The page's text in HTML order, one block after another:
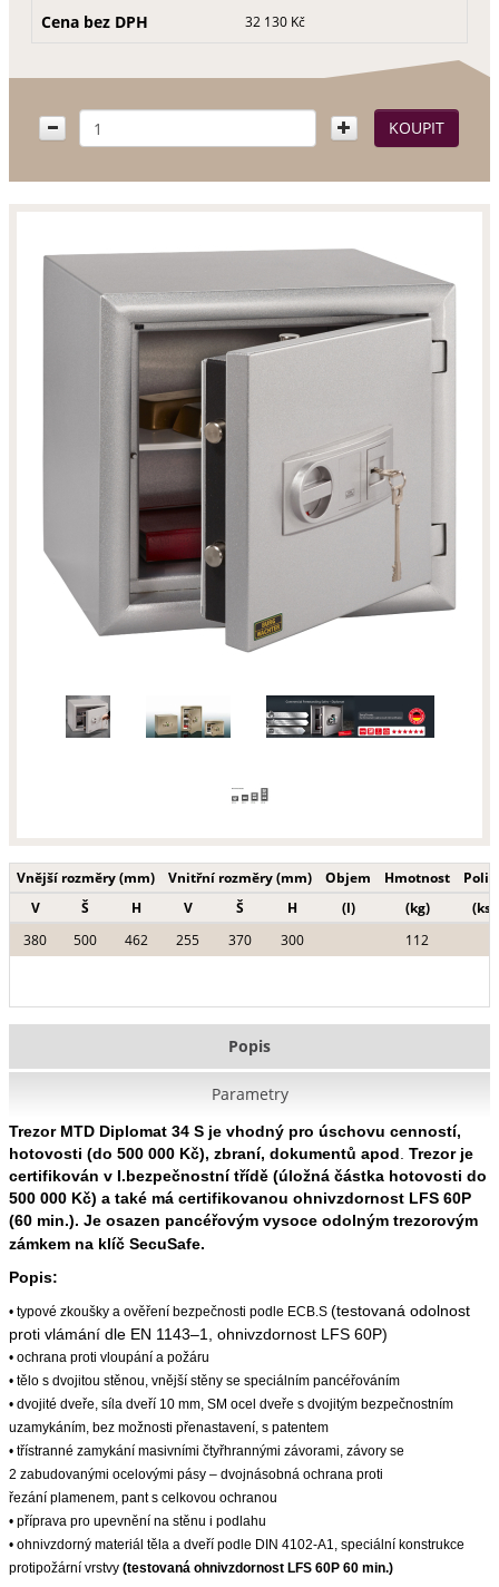
Cena bez DPH 32 130 Kč
Vnější rozměry (mm) Vnitřní rozměry (mm) Objem Hmotnost
V
Š H V Š H (l) (kg)
(ks)
380
500 462 255 370 300 112
Popis
Parametry
Trezor MTD Diplomat 34 S je vhodný pro úschovu cenností,
hotovosti (do 500 000 Kč), zbraní, dokumentů apod Trezor je
certifikován v I.bezpečnostní třídě (úložná částka hotovosti do
500 000 Kč) a také má certifikovanou ohnivzdornost LFS 60P
(60 min.). Je osazen pancéřovým vysoce odolným trezorovým
zámkem na klíč SecuSafe.
Popis:
• typové zkoušky a ověření bezpečnosti podle ECB.S (testovaná odolnost
proti vlámání dle EN 1143–1, ohnivzdornost LFS 60P)
• ochrana proti vloupání a požáru
• tělo s dvojitou stěnou, vnější stěny se speciálním pan­céřováním
• dvojité dveře, síla dveří 10 mm, SM ocel dveře s dvojitým bezpečnostním
uzamykáním, bez možnosti přenastavení, s patentem
• třístranné zamykání masivními čtyřhrannými zá­vorami, závory se
2 zabudovanými ocelovými pásy – dvojnásobná ochrana proti
řezání plamenem, pant s celkovou ochranou
• příprava pro upevnění na stěnu i podlahu
• ohnivzdorný materiál těla a dveří podle DIN 4102-A1, speciální konstrukce
protipožární vrstvy (testovaná ohnivzdornost LFS 60P 60 min.)